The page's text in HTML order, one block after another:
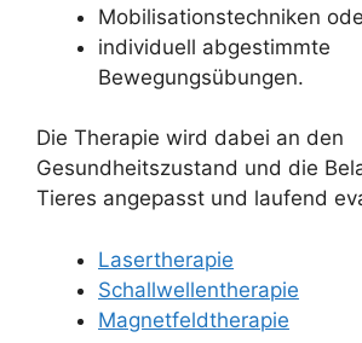
Mobilisationstechniken
individuell abgestimmte
Bewegungsübungen.
Die Therapie wird dabei an den
Gesundheitszustand und die
Tieres angepasst und laufend
Lasertherapie
Schallwellentherapie
Magnetfeldtherapie